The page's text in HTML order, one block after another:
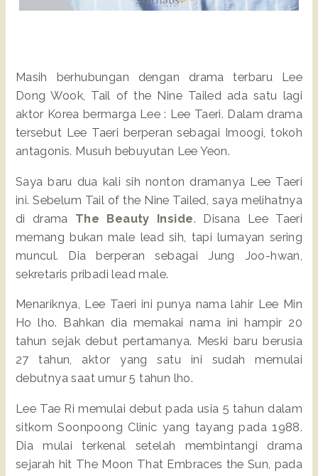
Masih berhubungan dengan drama terbaru Lee
Dong Wook, Tail of the Nine Tailed ada satu lagi
aktor Korea bermarga Lee : Lee Taeri. Dalam drama
tersebut Lee Taeri berperan sebagai Imoogi, tokoh
antagonis. Musuh bebuyutan Lee Yeon.
Saya baru dua kali sih nonton dramanya Lee Taeri
ini. Sebelum Tail of the Nine Tailed, saya melihatnya
di drama The Beauty Inside. Disana Lee Taeri
memang bukan male lead sih, tapi lumayan sering
muncul. Dia berperan sebagai Jung Joo-hwan,
sekretaris pribadi lead male.
Menariknya, Lee Taeri ini punya nama lahir Lee Min
Ho lho. Bahkan dia memakai nama ini hampir 20
tahun sejak debut pertamanya. Meski baru berusia
27 tahun, aktor yang satu ini sudah memulai
debutnya saat umur 5 tahun lho.
Lee Tae Ri memulai debut pada usia 5 tahun dalam
sitkom Soonpoong Clinic yang tayang pada 1988.
Dia mulai terkenal setelah membintangi drama
sejarah hit The Moon That Embraces the Sun, pada